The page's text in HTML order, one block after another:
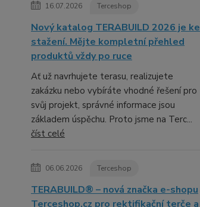
16.07.2026 Terceshop
Nový katalog TERABUILD 2026 je ke
stažení. Mějte kompletní přehled
produktů vždy po ruce
Ať už navrhujete terasu, realizujete
zakázku nebo vybíráte vhodné řešení pro
svůj projekt, správné informace jsou
základem úspěchu. Proto jsme na Terc...
číst celé
06.06.2026 Terceshop
TERABUILD® – nová značka e-shopu
Terceshop.cz pro rektifikační terče a